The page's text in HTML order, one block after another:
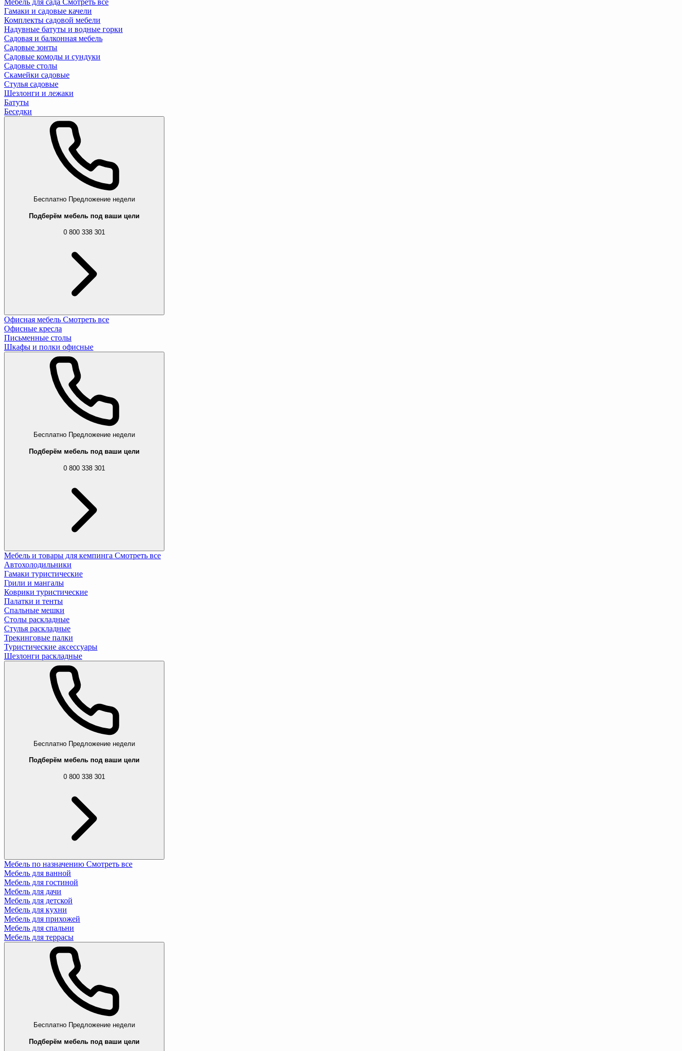
Гамаки и садовые качели
Комплекты садовой мебели
Надувные батуты и водные горки
Садовая и балконная мебель
Садовые зонты
Садовые комоды и сундуки
Садовые столы
Скамейки садовые
Стулья садовые
Шезлонги и лежаки
Батуты
Беседки
Бесплатно Предложение недели
Подберём мебель под ваши цели
0 800 338 301
Офисная мебель Смотреть все
Офисные кресла
Письменные столы
Шкафы и полки офисные
Бесплатно Предложение недели
Подберём мебель под ваши цели
0 800 338 301
Мебель и товары для кемпинга Смотреть все
Автохолодильники
Гамаки туристические
Грили и мангалы
Коврики туристические
Палатки и тенты
Спальные мешки
Столы раскладные
Стулья раскладные
Трекинговые палки
Туристические аксессуары
Шезлонги раскладные
Бесплатно Предложение недели
Подберём мебель под ваши цели
0 800 338 301
Мебель по назначению Смотреть все
Мебель для ванной
Мебель для гостиной
Мебель для дачи
Мебель для детской
Мебель для кухни
Мебель для прихожей
Мебель для спальни
Мебель для террасы
Бесплатно Предложение недели
Подберём мебель под ваши цели